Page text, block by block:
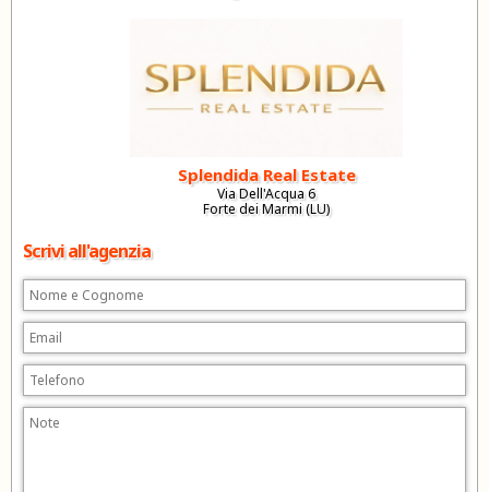
Splendida Real Estate
Via Dell'Acqua 6
Forte dei Marmi (LU)
Scrivi all'agenzia